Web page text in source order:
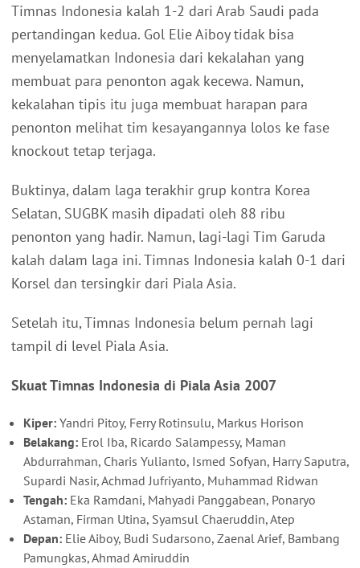
Timnas Indonesia kalah 1-2 dari Arab Saudi pada
pertandingan kedua. Gol Elie Aiboy tidak bisa
menyelamatkan Indonesia dari kekalahan yang
membuat para penonton agak kecewa. Namun,
kekalahan tipis itu juga membuat harapan para
penonton melihat tim kesayangannya lolos ke fase
knockout tetap terjaga.
Buktinya, dalam laga terakhir grup kontra Korea
Selatan, SUGBK masih dipadati oleh 88 ribu
penonton yang hadir. Namun, lagi-lagi Tim Garuda
kalah dalam laga ini. Timnas Indonesia kalah 0-1 dari
Korsel dan tersingkir dari Piala Asia.
Setelah itu, Timnas Indonesia belum pernah lagi
tampil di level Piala Asia.
Skuat Timnas Indonesia di Piala Asia 2007
Kiper: Yandri Pitoy, Ferry Rotinsulu, Markus Horison
Belakang: Erol Iba, Ricardo Salampessy, Maman
Abdurrahman, Charis Yulianto, Ismed Sofyan, Harry Saputra,
Supardi Nasir, Achmad Jufriyanto, Muhammad Ridwan
Tengah: Eka Ramdani, Mahyadi Panggabean, Ponaryo
Astaman, Firman Utina, Syamsul Chaeruddin, Atep
Depan: Elie Aiboy, Budi Sudarsono, Zaenal Arief, Bambang
Pamungkas, Ahmad Amiruddin